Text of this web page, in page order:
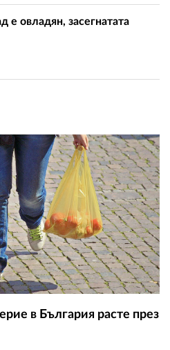
е овладян, засегнатата
в България расте през